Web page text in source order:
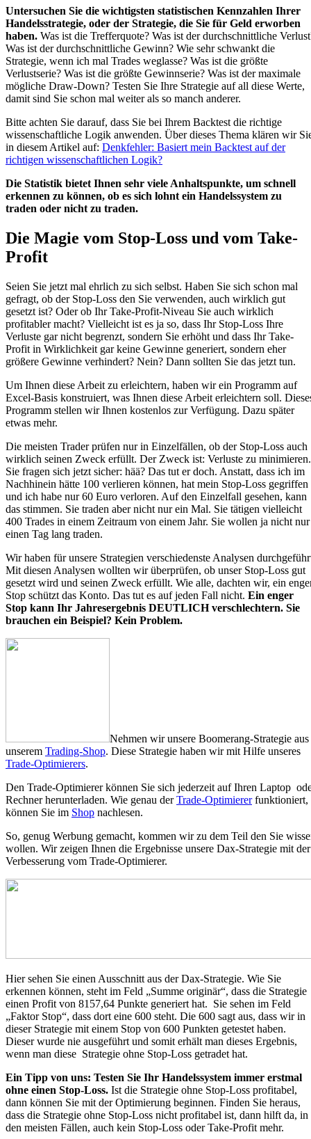
Untersuchen Sie die wichtigsten statistischen Kennzahlen Ihrer
Handelsstrategie, oder der Strategie, die Sie für Geld erworben
haben. Was ist die Trefferquote? Was ist der durchschnittliche
Was ist der durchschnittliche Gewinn? Wie sehr schwankt die
Strategie, wenn ich mal Trades weglasse? Was ist die größte
Verlustserie? Was ist die größte Gewinnserie? Was ist der maximale
mögliche Draw-Down? Testen Sie Ihre Strategie auf all diese Werte,
damit sind Sie schon mal weiter als so manch anderer.
Bitte achten Sie darauf, dass Sie bei Ihrem Backtest die richtige
wissenschaftliche Logik anwenden. Über dieses Thema klären wir
in diesem Artikel auf: Denkfehler: Basiert mein Backtest auf der
richtigen wissenschaftlichen Logik?
Die Statistik bietet Ihnen sehr viele Anhaltspunkte, um schnell
erkennen zu können, ob es sich lohnt ein Handelssystem zu
traden oder nicht zu traden.
Die Magie vom Stop-Loss und vom Take-
Profit
Seien Sie jetzt mal ehrlich zu sich selbst. Haben Sie sich schon mal
gefragt, ob der Stop-Loss den Sie verwenden, auch wirklich gut
gesetzt ist? Oder ob Ihr Take-Profit-Niveau Sie auch wirklich
profitabler macht? Vielleicht ist es ja so, dass Ihr Stop-Loss Ihre
Verluste gar nicht begrenzt, sondern Sie erhöht und dass Ihr Take-
Profit in Wirklichkeit gar keine Gewinne generiert, sondern eher
größere Gewinne verhindert? Nein? Dann sollten Sie das jetzt tun.
Um Ihnen diese Arbeit zu erleichtern, haben wir ein Programm auf
Excel-Basis konstruiert, was Ihnen diese Arbeit erleichtern soll.
Programm stellen wir Ihnen kostenlos zur Verfügung. Dazu später
etwas mehr.
Die meisten Trader prüfen nur in Einzelfällen, ob der Stop-Loss auch
wirklich seinen Zweck erfüllt. Der Zweck ist: Verluste zu minimieren.
Sie fragen sich jetzt sicher: hää? Das tut er doch. Anstatt, dass ich im
Nachhinein hätte 100 verlieren können, hat mein Stop-Loss gegriffen
und ich habe nur 60 Euro verloren. Auf den Einzelfall gesehen, kann
das stimmen. Sie traden aber nicht nur ein Mal. Sie tätigen vielleicht
400 Trades in einem Zeitraum von einem Jahr. Sie wollen ja nicht nur
einen Tag lang traden.
Wir haben für unsere Strategien verschiedenste Analysen
Mit diesen Analysen wollten wir überprüfen, ob unser Stop-Loss gut
gesetzt wird und seinen Zweck erfüllt. Wie alle, dachten wir, ein
Stop schützt das Konto. Das tut es auf jeden Fall nicht. Ein enger
Stop kann Ihr Jahresergebnis DEUTLICH verschlechtern. Sie
brauchen ein Beispiel? Kein Problem.
Nehmen wir unsere Boomerang-Strategie aus
unserem Trading-Shop. Diese Strategie haben wir mit Hilfe unseres
Trade-Optimierers.
Den Trade-Optimierer können Sie sich jederzeit auf Ihren Laptop
Rechner herunterladen. Wie genau derTrade-Optimiererfunktioniert,
können Sie im Shop nachlesen.
So, genug Werbung gemacht, kommen wir zu dem Teil den Sie
wollen. Wir zeigen Ihnen die Ergebnisse unsere Dax-Strategie mit der
Verbesserung vom Trade-Optimierer.
Hier sehen Sie einen Ausschnitt aus der Dax-Strategie. Wie Sie
erkennen können, steht im Feld „Summe originär“, dass die Strategie
einen Profit von 8157,64 Punkte generiert hat. Sie sehen im Feld
„Faktor Stop“, dass dort eine 600 steht. Die 600 sagt aus, dass wir in
dieser Strategie mit einem Stop von 600 Punkten getestet haben.
Dieser wurde nie ausgeführt und somit erhält man dieses Ergebnis,
wenn man diese Strategie ohne Stop-Loss getradet hat.
Ein Tipp von uns: Testen Sie Ihr Handelssystem immer erstmal
ohne einen Stop-Loss. Ist die Strategie ohne Stop-Loss profitabel,
dann können Sie mit der Optimierung beginnen. Finden Sie heraus,
dass die Strategie ohne Stop-Loss nicht profitabel ist, dann hilft da, in
den meisten Fällen, auch kein Stop-Loss oder Take-Profit mehr.